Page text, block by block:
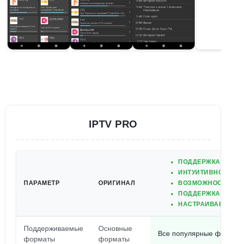
IPTV PRO
ПАРАМЕТР ОРИГИНАЛ
ПОДДЕРЖКА
ПОДДЕРЖКА
Поддерживаемые
форматы
Основные
форматы
Все популярные